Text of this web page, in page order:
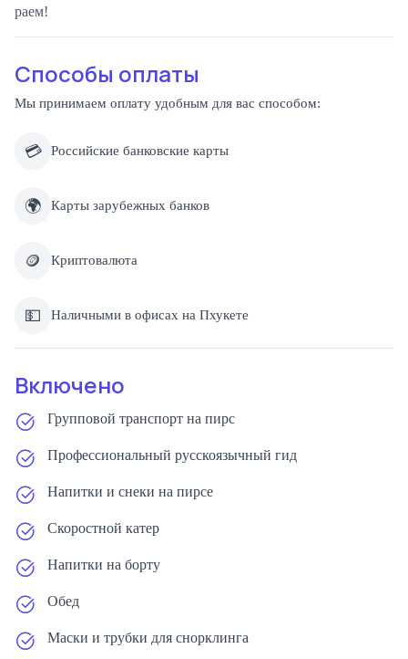
раем!
Способы оплаты
Мы принимаем оплату удобным для вас способом:
💳 Российские банковские карты
🌍 Карты зарубежных банков
🪙 Криптовалюта
💵 Наличными в офисах на Пхукете
Включено
Групповой транспорт на пирс
Профессиональный русскоязычный гид
Напитки и снеки на пирсе
Скоростной катер
Напитки на борту
Обед
Маски и трубки для снорклинга